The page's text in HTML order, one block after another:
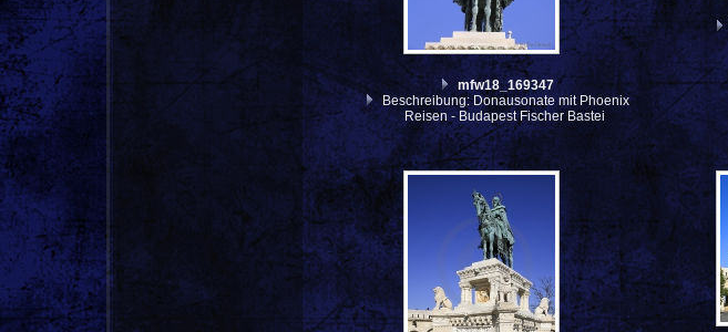
mfw18_169347
Beschreibung: Donausonate mit Phoenix
Reisen - Budapest Fischer Bastei